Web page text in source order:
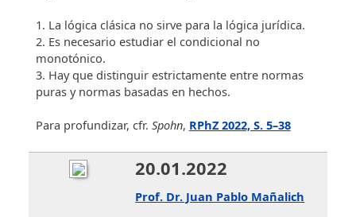
1. La lógica clásica no sirve para la lógica jurídica.
2. Es necesario estudiar el condicional no
monotónico.
3. Hay que distinguir estrictamente entre normas
puras y normas basadas en hechos.
Para profundizar, cfr. Spohn, RPhZ 2022, S. 5–38
20.01.2022
Prof. Dr. Juan Pablo Mañalich